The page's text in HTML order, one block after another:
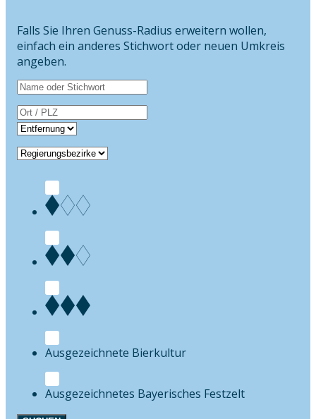
Falls Sie Ihren Genuss-Radius erweitern wollen,
einfach ein anderes Stichwort oder neuen Umkreis
angeben.
Bierkultur
Festzelt